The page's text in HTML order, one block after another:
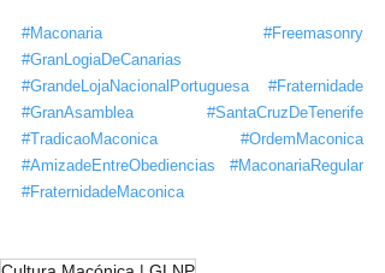
#Maconaria
#Freemasonry
#GranLogiaDeCanarias
#GrandeLojaNacionalPortuguesa
#Fraternidade
#GranAsamblea
#SantaCruzDeTenerife
#TradicaoMaconica
#OrdemMaconica
#AmizadeEntreObediencias
#MaconariaRegular
#FraternidadeMaconica